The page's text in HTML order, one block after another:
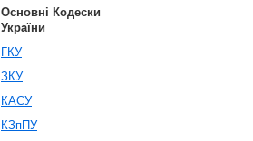
Основні Кодески
України
ГКУ
ЗКУ
КАСУ
КЗпПУ